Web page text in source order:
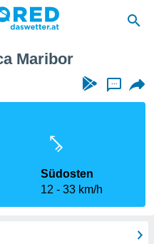
Maribor
...
Südosten
12
33 km/h